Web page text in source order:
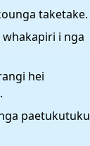
taketake.
i nga
hei
paetukutuku